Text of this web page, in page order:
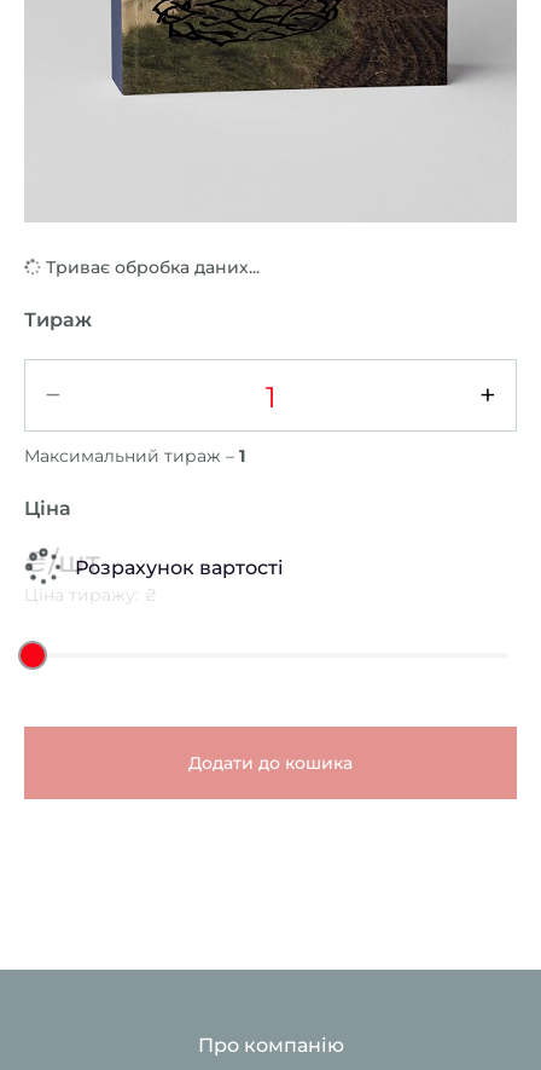
Триває обробка даних...
Тираж
− +
Максимальний тираж – 1
Ціна
Розрахунок вартості
₴/шт
Ціна тиражу: ₴
Додати до кошика
Про компанію